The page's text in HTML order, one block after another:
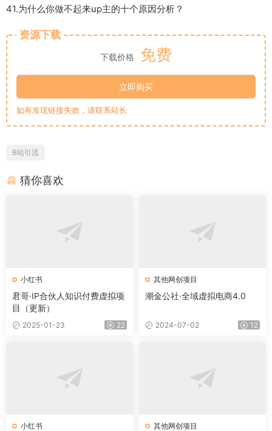
41.为什么你做不起来up主的十个原因分析？
资源下载
下载价格 免费
立即购买
如有发现链接失效，请联系站长
B站引流
猜你喜欢
小红书
君哥·IP合伙人知识付费虚拟项
目（更新）
2025-01-23 22
其他网创项目
潮金公社·全域虚拟电商4.0
2024-07-02 12
小红书 其他网创项目